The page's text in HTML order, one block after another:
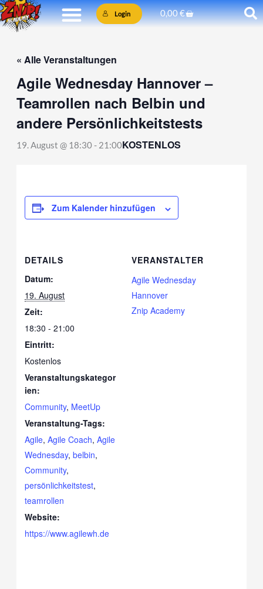
Zum
Inhalt
Login 0,00€Warenkorb
« Alle Veranstaltungen
Agile Wednesday Hannover –
Teamrollen nach Belbin und
andere Persönlichkeitstests
19. August @ 18:30- 21:00KOSTENLOS
Zum Kalender hinzufügen
DETAILS
Datum:
19. August
Zeit:
18:30 - 21:00
Eintritt:
Kostenlos
Veranstaltungskategor
ien:
Community, MeetUp
Veranstaltung-Tags:
Agile,Agile Coach,Agile
Wednesday,belbin,
Community,
persönlichkeitstest,
teamrollen
Website:
https://www.agilewh.de
VERANSTALTER
Agile Wednesday
Hannover
Znip Academy